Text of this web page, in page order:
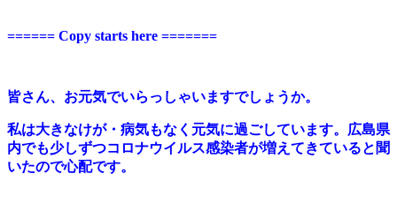
====== Copy starts here =======
皆さん、お元気でいらっしゃいますでしょうか。
私は大きなけが・病気もなく元気に過ごしています。広島県
内でも少しずつコロナウイルス感染者が増えてきていると聞
いたので心配です。